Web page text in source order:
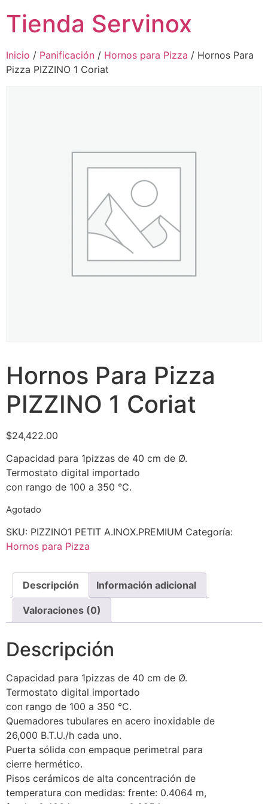
Tienda Servinox
Inicio / Panificación / Hornos para Pizza / Hornos Para
Pizza PIZZINO 1 Coriat
Hornos Para Pizza
PIZZINO 1 Coriat
$24,422.00
Capacidad para 1pizzas de 40 cm de Ø.
Termostato digital importado
con rango de 100 a 350 °C.
Agotado
SKU: PIZZINO1 PETIT A.INOX.PREMIUM Categoría:
Hornos para Pizza
Descripción Información adicional
Valoraciones (0)
Descripción
Capacidad para 1pizzas de 40 cm de Ø.
Termostato digital importado
con rango de 100 a 350 °C.
Quemadores tubulares en acero inoxidable de
26,000 B.T.U./h cada uno.
Puerta sólida con empaque perimetral para
cierre hermético.
Pisos cerámicos de alta concentración de
temperatura con medidas: frente: 0.4064 m,